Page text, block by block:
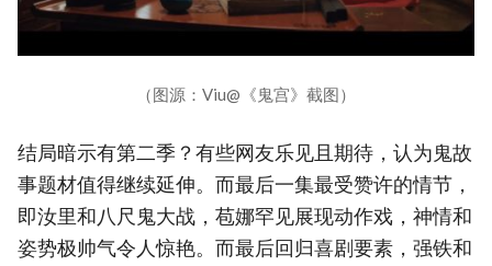
（图源：Viu@《鬼宫》截图）
结局暗示有第二季？有些网友乐见且期待，认为鬼故
事题材值得继续延伸。而最后一集最受赞许的情节，
即汝里和八尺鬼大战，苞娜罕见展现动作戏，神情和
姿势极帅气令人惊艳。而最后回归喜剧要素，强铁和